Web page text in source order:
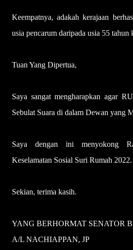
Keempatnya, adakah kerajaan
usia pencarum daripada usia 55 tahun
Tuan Yang Dipertua,
Saya sangat mengharapkan agar
Sebulat Suara di dalam Dewan yang
Saya dengan ini menyokong
Keselamatan Sosial Suri Rumah 2022.
Sekian, terima kasih.
YANG BERHORMAT SENATOR
A/L NACHIAPPAN, JP